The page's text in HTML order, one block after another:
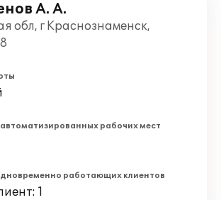
А. А.
обл, г Краснознаменск,
рабочих мест
работающих клиентов
1